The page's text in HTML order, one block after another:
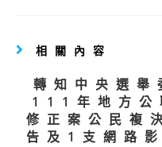
相關內容
轉知中央選舉
111年地方公
修正案公民複
告及1支網路